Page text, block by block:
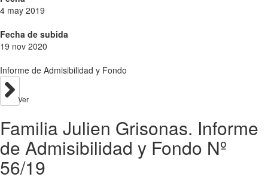
4 may 2019
Fecha de subida
19 nov 2020
Informe de Admisibilidad y Fondo
Ver
Familia Julien Grisonas. Informe
de Admisibilidad y Fondo Nº
56/19